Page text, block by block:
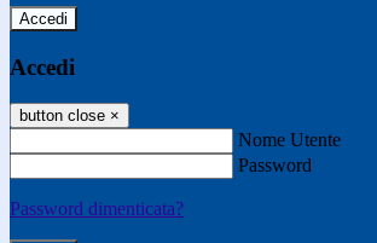
Accedi
Accedi
button close ×
Nome Utente
Password
Password dimenticata?